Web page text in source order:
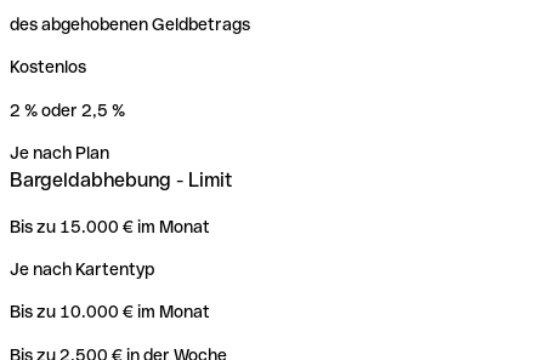
des abgehobenen Geldbetrags
Kostenlos
2 % oder 2,5 %
Je nach Plan
Bargeldabhebung - Limit
Bis zu 15.000 € im Monat
Je nach Kartentyp
Bis zu 10.000 € im Monat
Bis zu 2.500 € in der Woche